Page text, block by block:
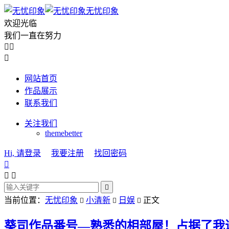
无忧印象
欢迎光临
我们一直在努力
 

网站首页
作品展示
联系我们
关注我们
themebetter
Hi, 请登录 我要注册
找回密码

 

当前位置： 无忧印象  小清新  日娱  正文
葵司作品番号—熟悉的相部屋！占据了我